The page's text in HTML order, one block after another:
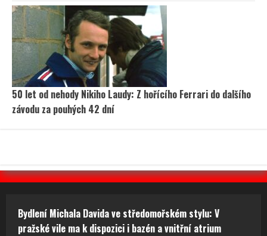
50 let od nehody Nikiho Laudy: Z hořícího Ferrari do dalšího
závodu za pouhých 42 dní
Bydlení Michala Davida ve středomořském stylu: V
pražské vile ma k dispozici i bazén a vnitřní atrium